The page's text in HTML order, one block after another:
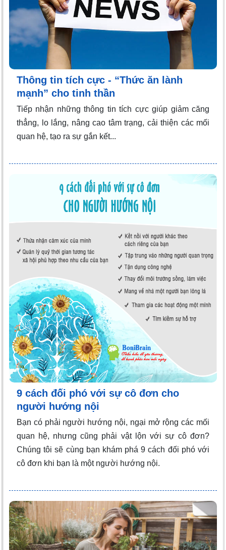
Thông tin tích cực - “Thức ăn lành
mạnh” cho tinh thần
Tiếp nhận những thông tin tích cực giúp giảm căng
thẳng, lo lắng, nâng cao tâm trạng, cải thiện các mối
quan hệ, tạo ra sự gắn kết...
9 cách đối phó với sự cô đơn cho
người hướng nội
Bạn có phải người hướng nội, ngại mở rộng các mối
quan hệ, nhưng cũng phải vật lộn với sự cô đơn?
Chúng tôi sẽ cùng bạn khám phá 9 cách đối phó với
cô đơn khi bạn là một người hướng nội.